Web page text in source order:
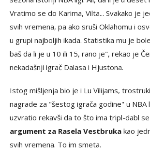
IZVOR: IMAGN IMAGES / DDP USA / PROFIMEDIA
"On je samo jednom bio šampion, mora
titulu... Mogao bi takođe da osvoji i četvrtu
neće ove sezone iako je ovo - statistički